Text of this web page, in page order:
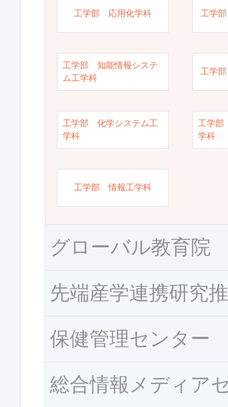
工学部 応用化学科 工学
工学部 知能情報システ
ム工学科
工学
工学部 化学システム工
学科
工学部
学科
工学部 情報工学科
グローバル教育院
先端産学連携研究
保健管理センター
総合情報メディア